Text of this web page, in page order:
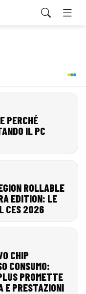
PERCHÉ
IL PC
ROLLABLE
EDITION: LE
CES 2026
CHIP
CONSUMO:
PROMETTE
E PRESTAZIONI